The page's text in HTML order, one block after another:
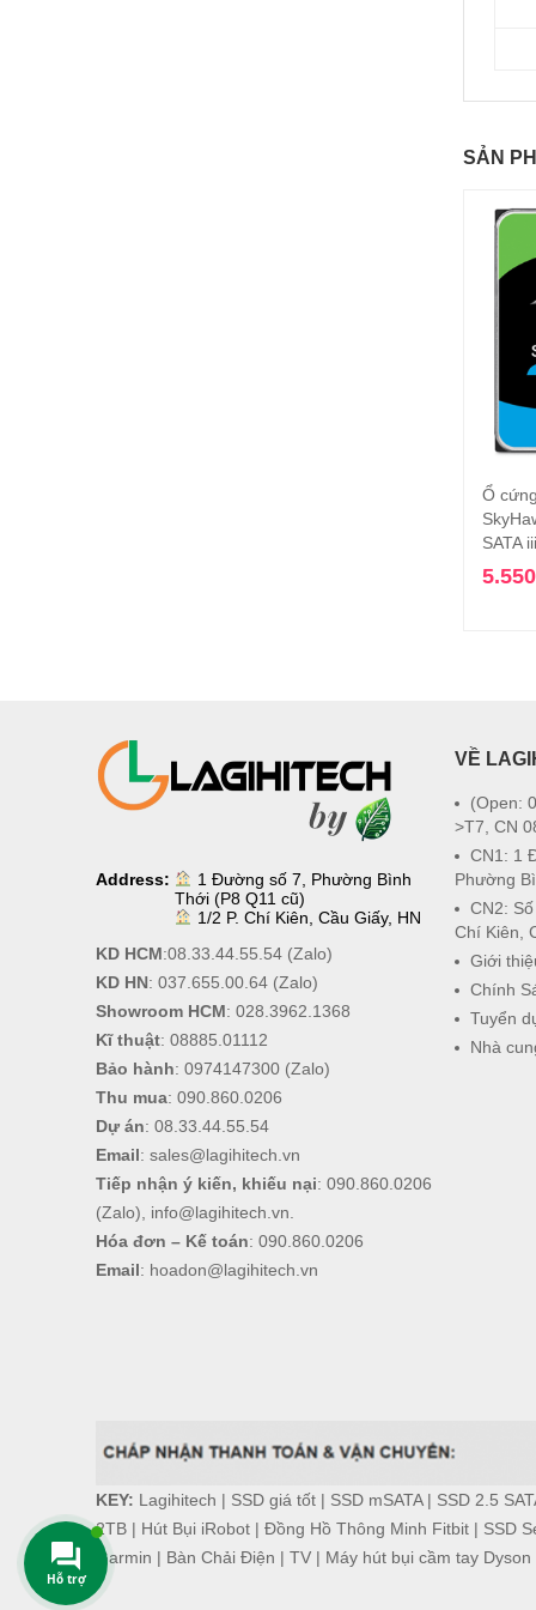
SẢN
Ổ
SATA
Address:
1 Đường số 7, Phường Bình
Thới (P8 Q11 cũ)
1/2 P. Chí Kiên, Cầu Giấy, HN
KD HCM:08.33.44.55.54(Zalo)
KD HN: 037.655.00.64(Zalo)
Showroom HCM: 028.3962.1368
Kĩ thuật: 08885.01112
Bảo hành: 0974147300(Zalo)
Thu mua: 090.860.0206
Dự án: 08.33.44.55.54
Email: sales@lagihitech.vn
Tiếp nhận ý kiến, khiếu nại: 090.860.0206
(Zalo), info@lagihitech.vn
Hóa đơn – Kế toán: 090.860.0206
Email: hoadon@lagihitech.vn
VỀ
(Open:
>T7, CN
CN1: 1
Phường
CN2:
Chí Kiên,
Giới
Chính
Tuyển
Nhà
KEY: Lagihitech | SSD giá tốt| SSD mSATA| SSD 2.5
2TB| Hút Bụi iRobot| Đồng Hồ Thông Minh Fitbit| SSD
Garmin | Bàn Chải Điện | TV| Máy hút bụi cầm tay Dyson
Hỗ trợ